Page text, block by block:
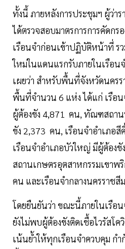
ทั้งนี้ ภายหลังการประชุมฯ ผู้ว่า
ได้ตรวจสอบมาตรการการคัดกร
เรือนจำก่อนเข้าปฏิบัติหน้าที่ ร
ใหม่ในแดนแรกรับภายในเรือน
เผยว่า สำหรับพื้นที่จังหวัดนครร
พื้นที่จำนวน 6 แห่ง ได้แก่ เรือน
ผู้ต้องขัง 4,871 คน, ทัณฑสถา
ขัง 2,373 คน, เรือนจำอำเภอสี
เรือนจำอำเภอบัวใหญ่ มีผู้ต้อง
สถานเกษตรอุตสาหกรรมเขาพ
คน และเรือนจำกลางนครราช
โดยยืนยันว่า ขณะนี้ภายในเรือ
ยังไม่พบผู้ต้องขังติดเชื้อไวรัสโค
เน้นย้ำให้ทุกเรือนจำควบคุม กำ